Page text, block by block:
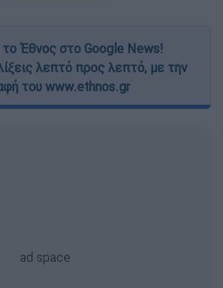
Έθνος στο Google News!
λεπτό προς λεπτό, με την
του www.ethnos.gr